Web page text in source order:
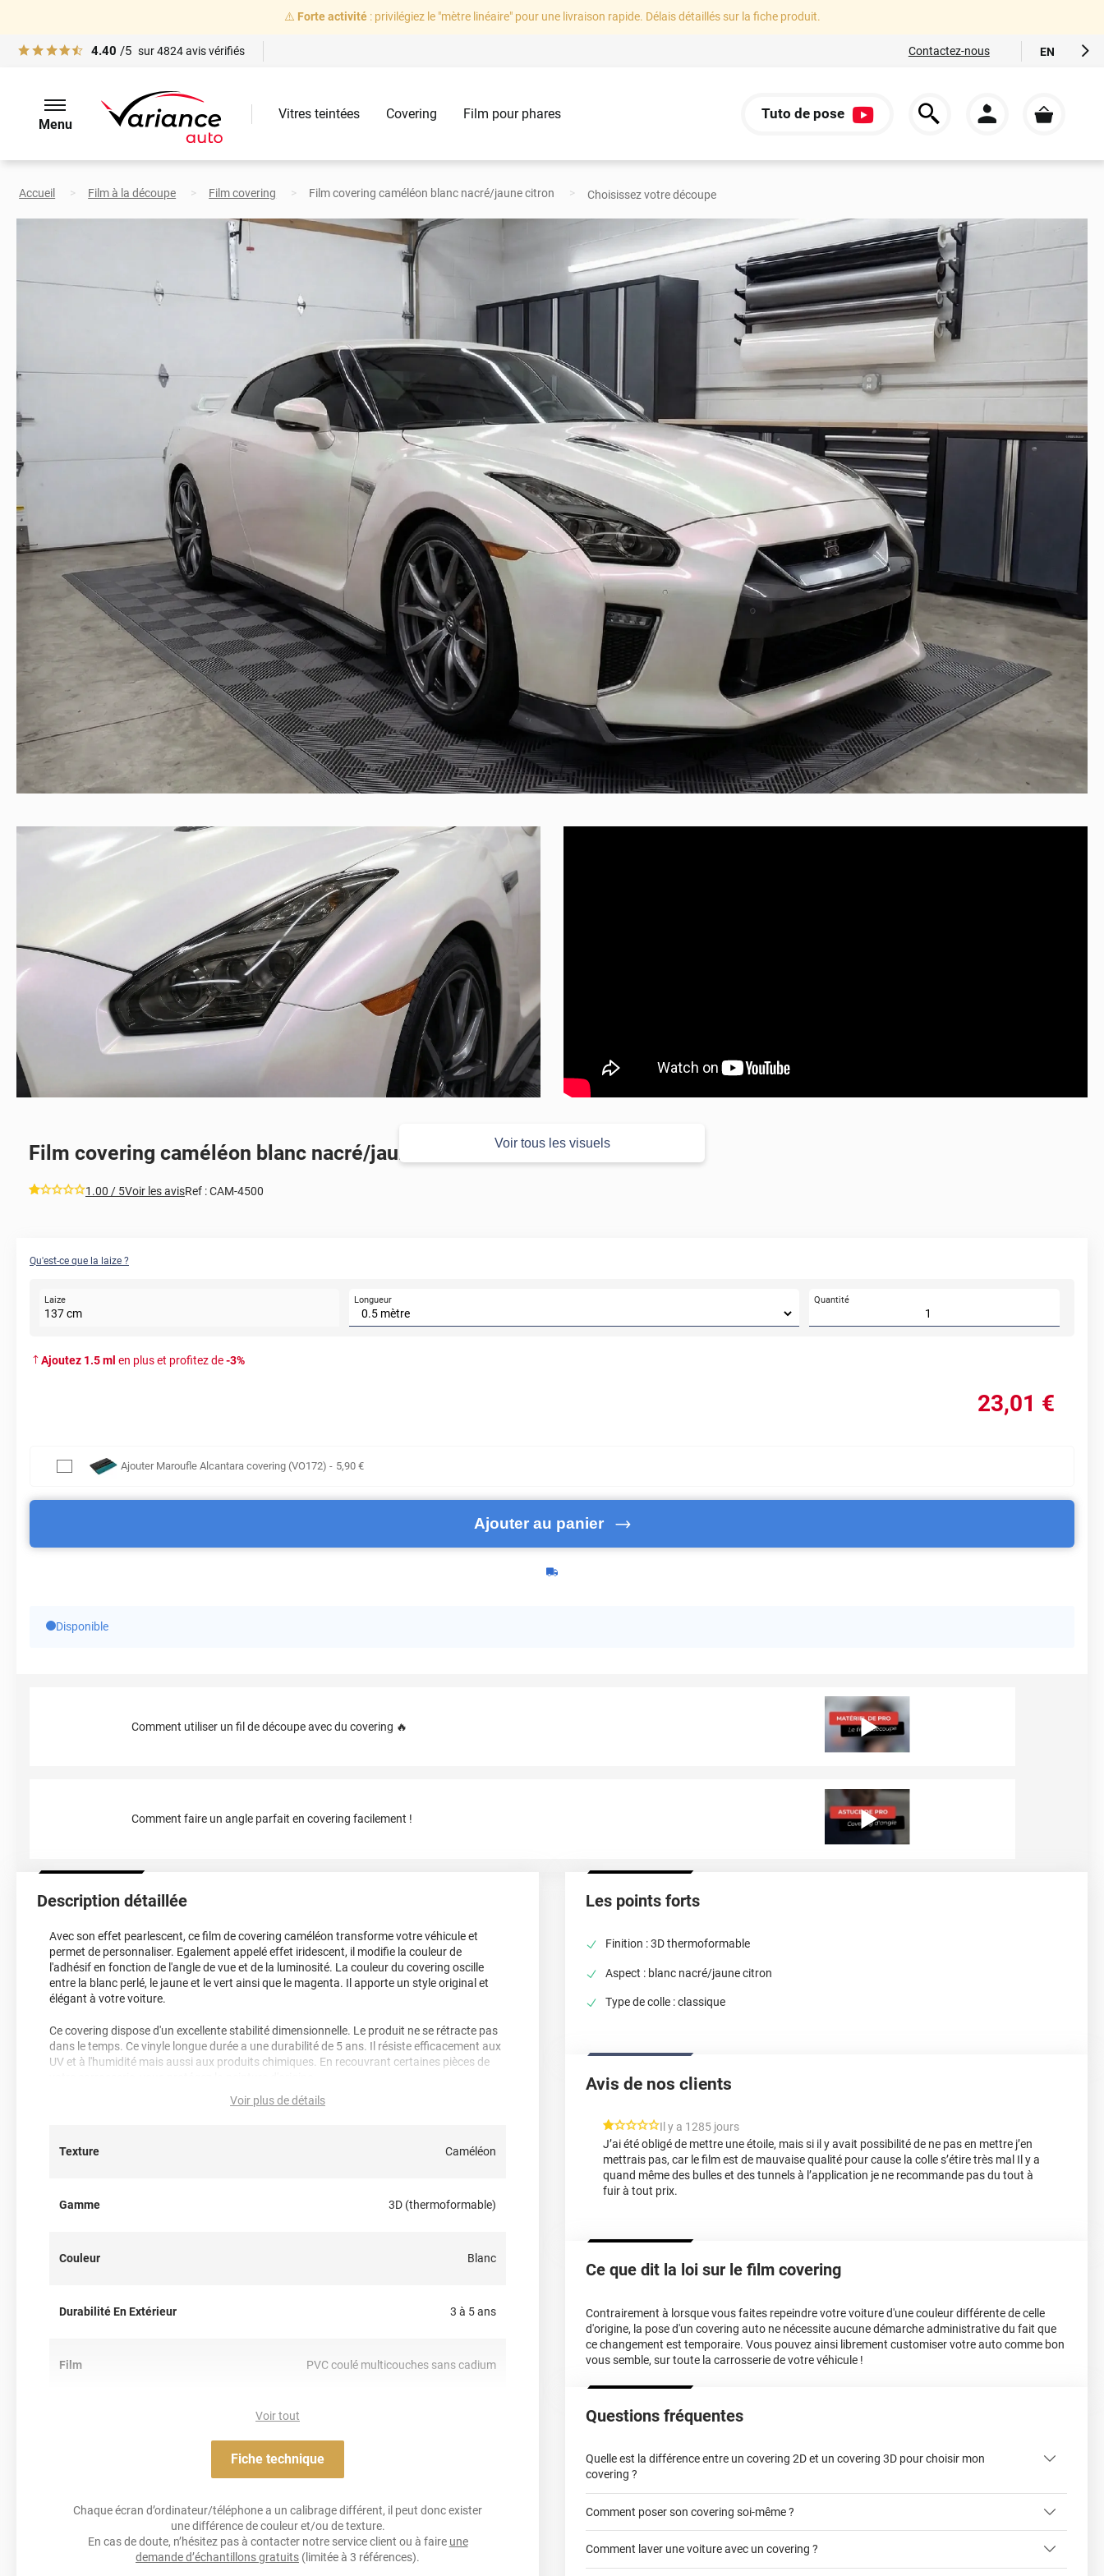
⚠️ Forte activité: privilégiez le "mètre linéaire" pour une livraison rapide. Délais détaillés sur la fiche produit.
4.40 /5 sur4824avis vérifiés Contactez-nous EN
Menu
Vitres teintées Covering Film pour phares Tuto de pose
Accueil Film à la découpe Film covering Film covering caméléon blanc nacré/jaune citron Choisissez votre découpe
Voir tous les visuels
Film covering caméléon blanc nacré/jaune citron
***** 1.00 / 5Voir les avisRef :CAM-4500
Qu'est-ce que la laize ?
Laize
137cm
Longueur Quantité
Ajoutez 1.5ml en plus et profitez de-3%
23,01 €
Ajouter Maroufle Alcantara covering (VO172) - 5,90 €
Ajouter au panier
Disponible
Comment utiliser un fil de découpe avec du covering 🔥
Comment faire un angle parfait en covering facilement !
Description détaillée
Avec son effet pearlescent, ce film de covering caméléon transforme votre véhicule et
permet de personnaliser. Egalement appelé effet iridescent, il modifie la couleur de
l'adhésif en fonction de l'angle de vue et de la luminosité. La couleur du covering oscille
entre la blanc perlé, le jaune et le vert ainsi que le magenta. Il apporte un style original et
élégant à votre voiture.
Ce covering dispose d'un excellente stabilité dimensionnelle. Le produit ne se rétracte pas
dans le temps. Ce vinyle longue durée a une durabilité de 5 ans. Il résiste efficacement aux
UV et à l'humidité mais aussi aux produits chimiques. En recouvrant certaines pièces de
Il s'agit d'un covering coulé 3D, c'est-à-dire qu'il peut être chauffé pour épouser n'importe
a aucun risque d'endommager la peinture.
est donc privilégié pour un total covering mais également sur du partiel covering comme
Voir plus de détails
Texture Caméléon
Gamme 3D (thermoformable)
Couleur Blanc
Durabilité En Extérieur 3 à 5 ans
Film PVC coulé multicouches sans cadium
Résistance À L'humidité
Voir tout
Fiche technique
Chaque écran d’ordinateur/téléphone a un calibrage différent, il peut donc exister
une différence de couleur et/ou de texture.
En cas de doute, n’hésitez pas à contacter notre service client ou à faire une
demande d’échantillons gratuits (limitée à 3 références).
Les points forts
Finition : 3D thermoformable
Aspect : blanc nacré/jaune citron
Type de colle : classique
Avis de nos clients
*****
Il y a 1285 jours
J’ai été obligé de mettre une étoile, mais si il y avait possibilité de ne pas en mettre j’en
mettrais pas, car le film est de mauvaise qualité pour cause la colle s’étire très mal Il y a
quand même des bulles et des tunnels à l’application je ne recommande pas du tout à
fuir à tout prix.
Ce que dit la loi sur le film covering
Contrairement à lorsque vous faites repeindre votre voiture d'une couleur différente de celle
d'origine, la pose d'un covering auto ne nécessite aucune démarche administrative du fait que
ce changement est temporaire. Vous pouvez ainsi librement customiser votre auto comme bon
vous semble, sur toute la carrosserie de votre véhicule !
Questions fréquentes
Quelle est la différence entre un covering 2D et un covering 3D pour choisir mon
covering ?
covering 2D
Comment poser son covering soi-même ?
Comment laver une voiture avec un covering ?